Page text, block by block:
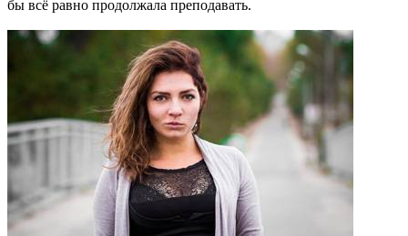
бы всё равно продолжала преподавать.